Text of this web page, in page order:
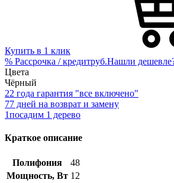
Купить в 1 клик
% Рассрочка / кредитруб.Нашли
Цвета
Чёрный
22 года гарантия "все включено"
77 дней на возврат и замену
1посадим 1 дерево
Краткое описание
Полифония
48
Мощность, Вт 12